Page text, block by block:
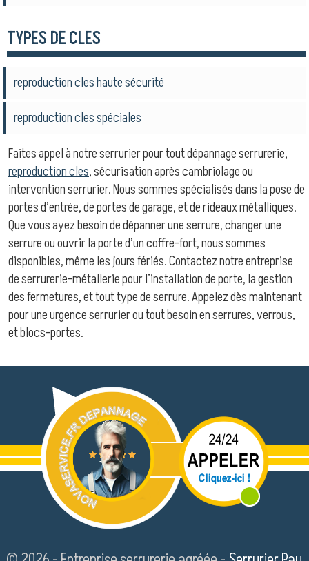
TYPES DE CLES
reproduction cles haute sécurité
reproduction cles spéciales
Faites appel à notre serrurier pour tout dépannage serrurerie,
reproduction cles, sécurisation après cambriolage ou
intervention serrurier. Nous sommes spécialisés dans la pose de
portes d’entrée, de portes de garage, et de rideaux métalliques.
Que vous ayez besoin de dépanner une serrure, changer une
serrure ou ouvrir la porte d’un coffre-fort, nous sommes
disponibles, même les jours fériés. Contactez notre entreprise
de serrurerie-métallerie pour l’installation de porte, la gestion
des fermetures, et tout type de serrure. Appelez dès maintenant
pour une urgence serrurier ou tout besoin en serrures, verrous,
et blocs-portes.